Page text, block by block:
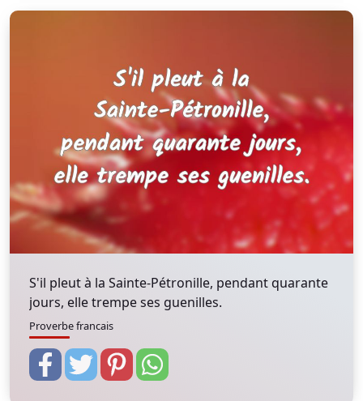
S'il pleut à la Sainte-Pétronille, pendant quarante
jours, elle trempe ses guenilles.
Proverbe francais